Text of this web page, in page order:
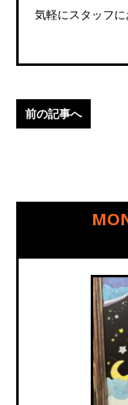
気軽にスタッフ
前の記事へ